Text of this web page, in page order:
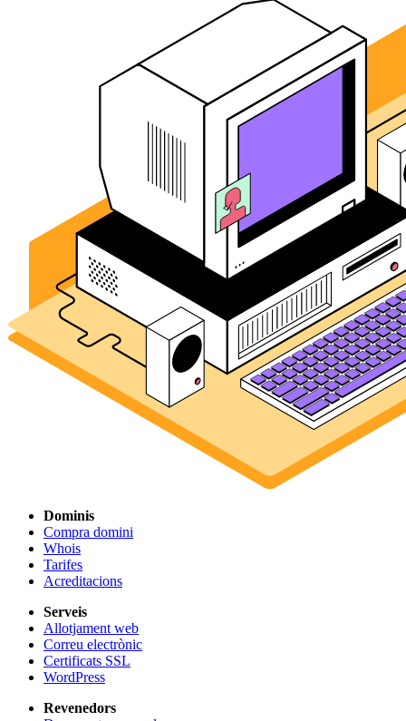
Dominis
Compra domini
Whois
Tarifes
Acreditacions
Serveis
Allotjament web
Correu electrònic
Certificats SSL
WordPress
Revenedors